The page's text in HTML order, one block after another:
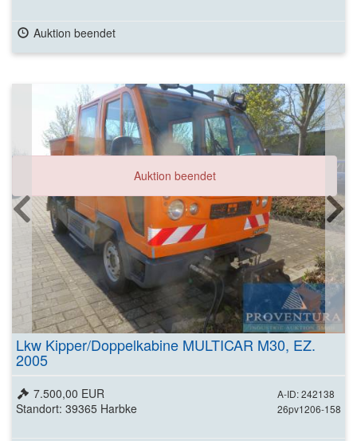
Auktion beendet
Auktion beendet
Lkw Kipper/Doppelkabine MULTICAR M30, EZ.
2005
A-ID: 242138
26pv1206-158
7.500,00 EUR
Standort: 39365 Harbke